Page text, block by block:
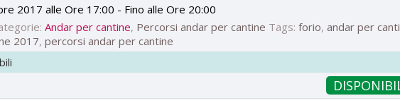
2017 alle Ore 17:00 - Finoalle Ore 20:00
Andar per cantine, Percorsi andar per cantine Tags:forio,andar per
2017,percorsi andar per cantine